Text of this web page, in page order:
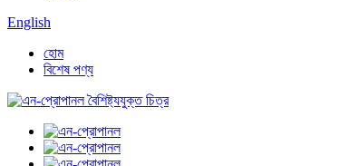
English
হোম
বিশেষ পণ্য